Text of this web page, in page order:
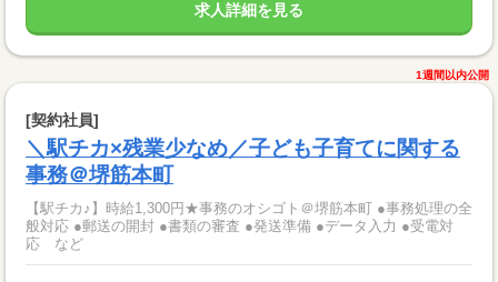
求人詳細を見る
1週間以内公開
[契約社員]
＼駅チカ×残業少なめ／子ども子育てに関する
事務＠堺筋本町
【駅チカ♪】時給1,300円★事務のオシゴト＠堺筋本町 ●事務処理の全
般対応 ●郵送の開封 ●書類の審査 ●発送準備 ●データ入力 ●受電対
応 など